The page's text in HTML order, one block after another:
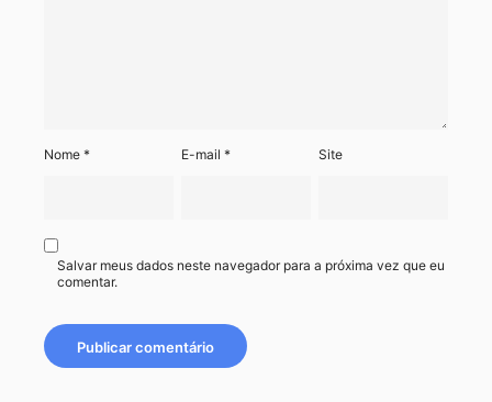
Nome * E-mail* Site
Salvar meus dados neste navegador para a próxima vez que eu
comentar.